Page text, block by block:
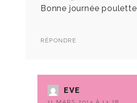
Bonne journée poulette
RÉPONDRE
EVE